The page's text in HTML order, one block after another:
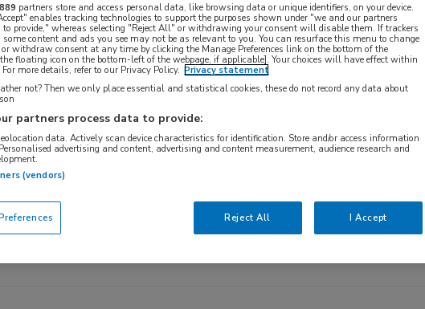
die aan uw zoekactie voldoen. Deze
889 partners store and access personal data, like browsing data or unique identifiers, on your device.
enables tracking technologies to support the purposes shown under "we and our partners
to provide," whereas selecting "Reject All" or withdrawing your consent will disable them. If trackers
some content and ads you see may not be as relevant to you. You can resurface this menu to change
or withdraw consent at any time by clicking the Manage Preferences link on the bottom of the
floating icon on the bottom-left of the webpage, if applicable]. Your choices will have effect within
more details, refer to our Privacy Policy. Privacy statement
not? Then we only place essential and statistical cookies, these do not record any data about
partners process data to provide:
data. Actively scan device characteristics for identification. Store and/or access information
advertising and content, advertising and content measurement, audience research and
(vendors)
Reject All I Accept